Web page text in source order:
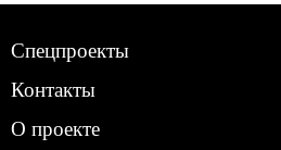
Спецпроекты
Контакты
О проекте